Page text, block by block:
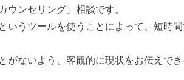
ンセリング」相談です。
うツールを使うことによって、短時
がないよう、客観的に現状をお伝え で